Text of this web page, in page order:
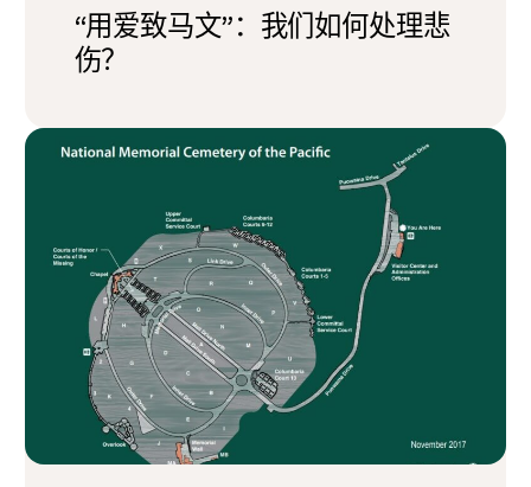
“用爱致马文”：我们如何处理悲
伤？